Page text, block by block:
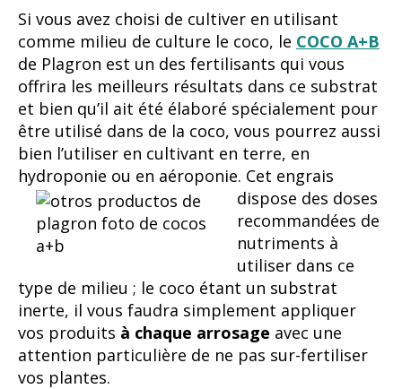
Si vous avez choisi de cultiver en utilisant
comme milieu de culture le coco, le COCO A+B
de Plagron est un des fertilisants qui vous
offrira les meilleurs résultats dans ce substrat
et bien qu’il ait été élaboré spécialement pour
être utilisé dans de la coco, vous pourrez aussi
bien l’utiliser en cultivant en terre, en
hydroponie ou en aéroponie. Cet engrais
dispose des doses
recommandées de
nutriments à
utiliser dans ce
type de milieu ; le coco étant un substrat
inerte, il vous faudra simplement appliquer
vos produits à chaque arrosage avec une
attention particulière de ne pas sur-fertiliser
vos plantes.